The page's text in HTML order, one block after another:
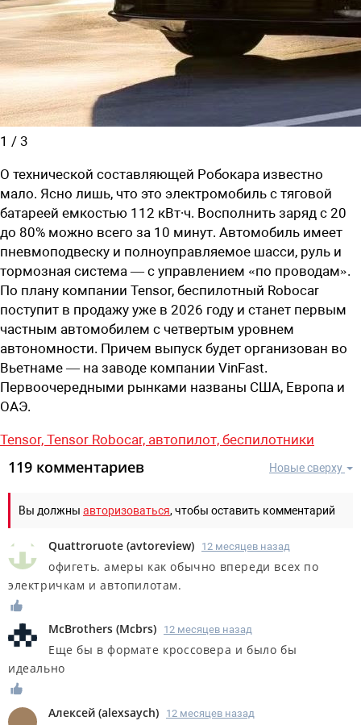
1 / 3
О технической составляющей Робокара известно
мало. Ясно лишь, что это электромобиль с тяговой
батареей емкостью 112 кВт∙ч. Восполнить заряд с 20
до 80% можно всего за 10 минут. Автомобиль имеет
пневмоподвеску и полноуправляемое шасси, руль и
тормозная система — с управлением «по проводам».
По плану компании Tensor, беспилотный Robocar
поступит в продажу уже в 2026 году и станет первым
частным автомобилем с четвертым уровнем
автономности. Причем выпуск будет организован во
Вьетнаме — на заводе компании VinFast.
Первоочередными рынками названы США, Европа и
ОАЭ.
Tensor, Tensor Robocar, автопилот, беспилотники
Новые сверху
119 комментариев
Вы должны авторизоваться, чтобы оставить комментарий
Quattroruote (avtoreview) 12 месяцев назад
офигеть. амеры как обычно впереди всех по
электричкам и автопилотам.
McBrothers (Mcbrs) 12 месяцев назад
Еще бы в формате кроссовера и было бы
идеально
Алексей (alexsaych) 12 месяцев назад